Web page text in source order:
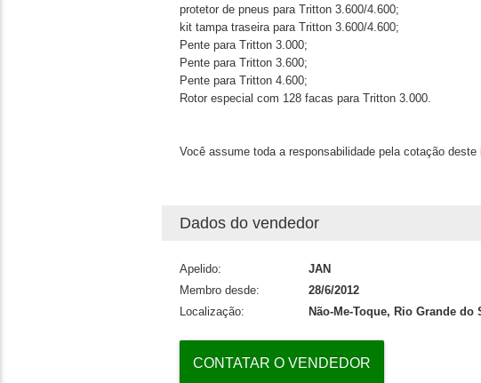
protetor de pneus para Tritton 3.600/4.600;
kit tampa traseira para Tritton 3.600/4.600;
Pente para Tritton 3.000;
Pente para Tritton 3.600;
Pente para Tritton 4.600;
Rotor especial com 128 facas para Tritton 3.000.
Você assume toda a responsabilidade pela cotação
Dados do vendedor
Apelido:
JAN
Membro desde:
28/6/2012
Localização:
Não-Me-Toque, Rio Grande do
CONTATAR O VENDEDOR